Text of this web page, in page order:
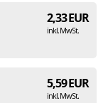
2,33 EUR
inkl. MwSt.
5,59 EUR
inkl. MwSt.